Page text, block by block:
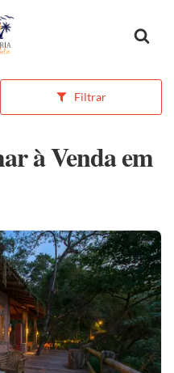
inicial
Filtrar
à Venda em